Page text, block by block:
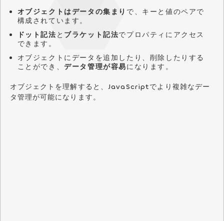
オブジェクトはデータの集まり で、キーと値のペアで
構成されています。
ドット記法 と ブラケット記法でプロパティにアクセス
できます。
オブジェクトにデータを追加したり、削除したりする
ことができ、データ管理が容易になります。
オブジェクトを理解すると、JavaScriptでより複雑なデー
タ管理が可能になります。